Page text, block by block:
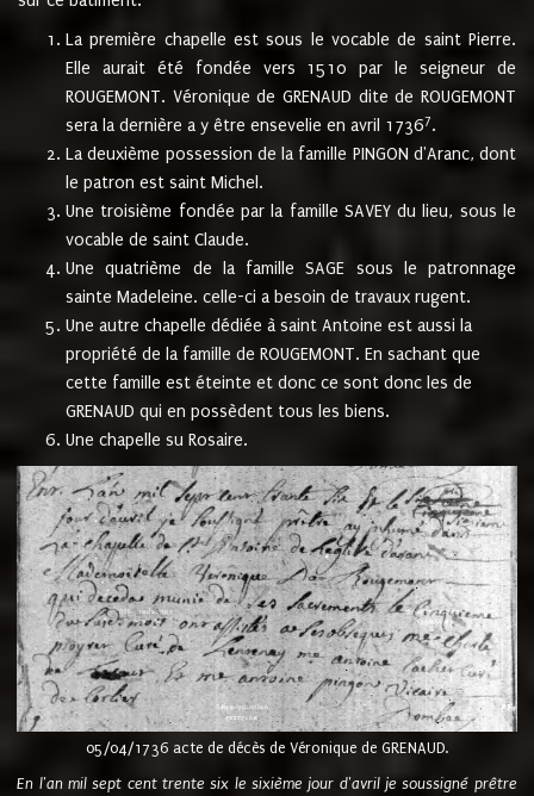
La première chapelle est sous le vocable de saint Pierre.
Elle aurait été fondée vers 1510 par le seigneur de
ROUGEMONT. Véronique de GRENAUD dite de ROUGEMONT
sera la dernière a y être ensevelie en avril 17367.
La deuxième possession de la famille PINGON d'Aranc, dont
le patron est saint Michel.
Une troisième fondée par la famille SAVEY du lieu, sous le
vocable de saint Claude.
Une quatrième de la famille SAGE sous le patronnage
sainte Madeleine. celle-ci a besoin de travaux rugent.
Une autre chapelle dédiée à saint Antoine est aussi la
propriété de la famille de ROUGEMONT. En sachant que
cette famille est éteinte et donc ce sont donc les de
GRENAUD qui en possèdent tous les biens.
Une chapelle su Rosaire.
05/04/1736 acte de décès de Véronique de GRENAUD.
En l'an mil sept cent trente six le sixième jour d'avril je soussigné prêtre